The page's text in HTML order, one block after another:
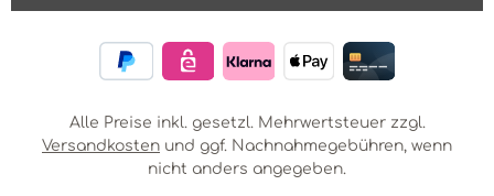
Alle Preise inkl. gesetzl. Mehrwertsteuer zzgl.
Versandkosten und ggf. Nachnahmegebühren, wenn
nicht anders angegeben.